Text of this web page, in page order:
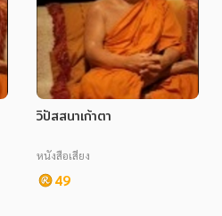
วิปัสสนาเก้าตา
หนังสือเสียง
49